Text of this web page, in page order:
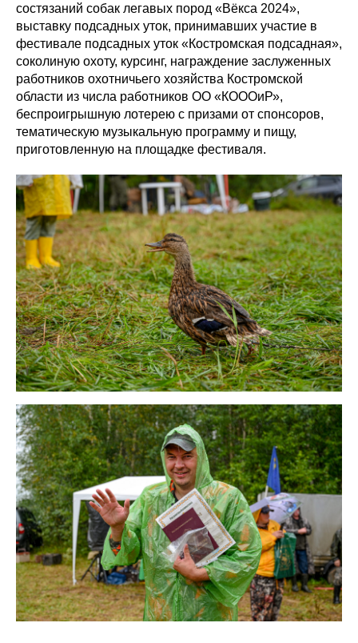
состязаний собак легавых пород «Вёкса 2024»,
выставку подсадных уток, принимавших участие в
фестивале подсадных уток «Костромская подсадная»,
соколиную охоту, курсинг, награждение заслуженных
работников охотничьего хозяйства Костромской
области из числа работников ОО «КОООиР»,
беспроигрышную лотерею с призами от спонсоров,
тематическую музыкальную программу и пищу,
приготовленную на площадке фестиваля.